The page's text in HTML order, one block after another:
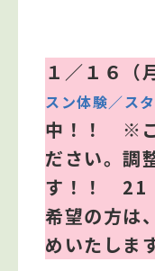
１／１６（
スン体験／ス
中！！ ※ご
ださい。調
す！！
21
希望の方は
めいたします